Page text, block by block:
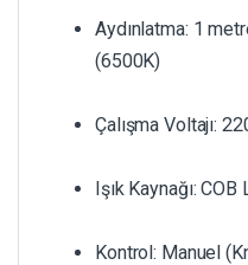
Aydınlatma: 1
(6500K)
Çalışma Voltajı:
Işık Kaynağı: COB
Kontrol: Manuel